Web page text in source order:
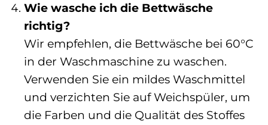
Wie wasche ich die Bettwäsche
richtig?
Wir empfehlen, die Bettwäsche bei 60°C
in der Waschmaschine zu waschen.
Verwenden Sie ein mildes Waschmittel
und verzichten Sie auf Weichspüler, um
die Farben und die Qualität des Stoffes